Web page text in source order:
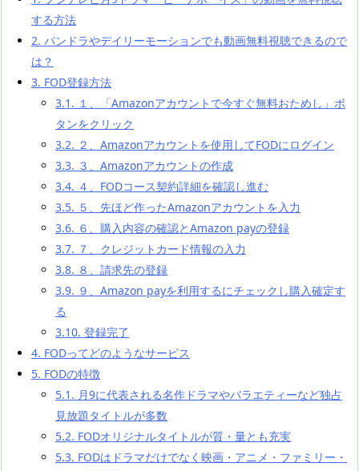
する方法
2. パンドラやデイリーモーションでも動画無料視聴できるので
は？
3. FOD登録方法
3.1. １、「Amazonアカウントで今すぐ無料おためし」ボ
タンをクリック
3.2. ２、Amazonアカウントを使用してFODにログイン
3.3. ３、Amazonアカウントの作成
3.4. ４、FODコース契約詳細を確認し進む
3.5. ５、先ほど作ったAmazonアカウントを入力
3.6. ６、購入内容の確認とAmazon payの登録
3.7. ７、クレジットカード情報の入力
3.8. ８、請求先の登録
3.9. ９、Amazon payを利用するにチェックし購入確定す
る
3.10. 登録完了
4. FODってどのようなサービス
5. FODの特徴
5.1. 月9に代表される名作ドラマやバラエティーなど独占
見放題タイトルが多数
5.2. FODオリジナルタイトルが質・量とも充実
5.3. FODはドラマだけでなく映画・アニメ・ファミリー・